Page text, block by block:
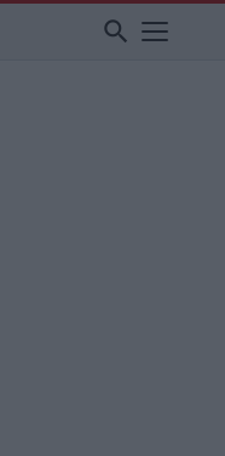
search